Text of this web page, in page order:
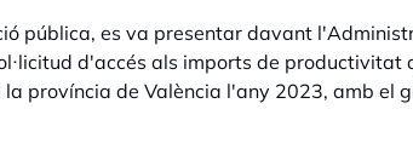
pública, es va presentar davant
d'accés als imports de productivitat
província de València l'any 2023, amb el